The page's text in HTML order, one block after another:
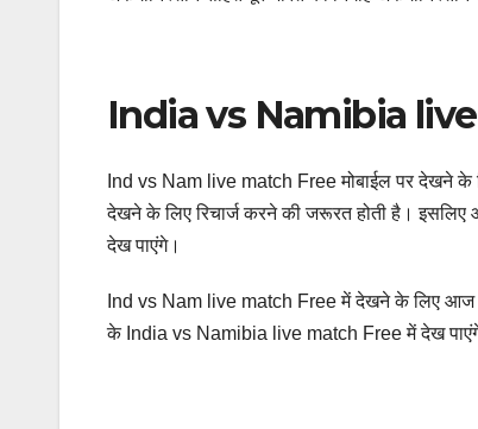
India vs Namibia
Ind vs Nam live match Free मोबाईल पर देखने के
देखने के लिए रिचार्ज करने की जरूरत होती है।
देख पाएंगे।
Ind vs Nam live match Free में देखने के लिए आज
के India vs Namibia live match Free में देख